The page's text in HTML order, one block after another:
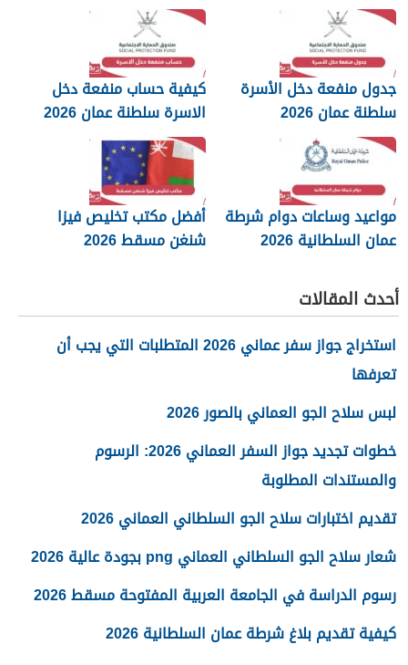
جدول منفعة دخل الأسرة
سلطنة عمان 2026
كيفية حساب منفعة دخل
الاسرة سلطنة عمان 2026
مواعيد وساعات دوام شرطة
عمان السلطانية 2026
أفضل مكتب تخليص فيزا
شنغن مسقط 2026
أحدث المقالات
استخراج جواز سفر عماني 2026 المتطلبات التي يجب أن
تعرفها
لبس سلاح الجو العماني بالصور 2026
خطوات تجديد جواز السفر العماني 2026: الرسوم
والمستندات المطلوبة
تقديم اختبارات سلاح الجو السلطاني العماني 2026
شعار سلاح الجو السلطاني العماني png بجودة عالية 2026
رسوم الدراسة في الجامعة العربية المفتوحة مسقط 2026
كيفية تقديم بلاغ شرطة عمان السلطانية 2026